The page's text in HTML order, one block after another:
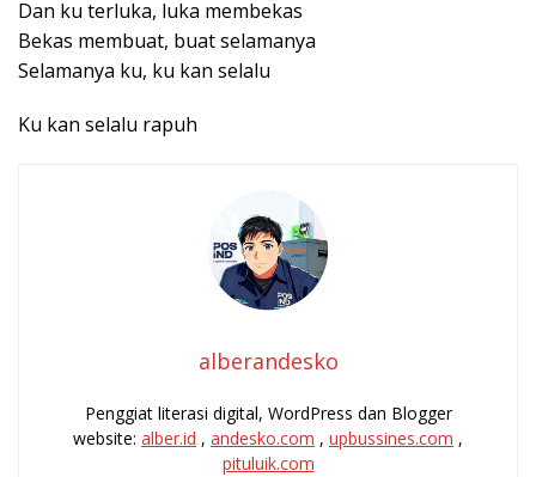
Dan ku terluka, luka membekas
Bekas membuat, buat selamanya
Selamanya ku, ku kan selalu
Ku kan selalu rapuh
alberandesko
Penggiat literasi digital, WordPress dan Blogger
website: alber.id , andesko.com , upbussines.com ,
pituluik.com